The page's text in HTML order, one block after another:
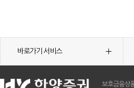
바로가기 서비스
보호금융상